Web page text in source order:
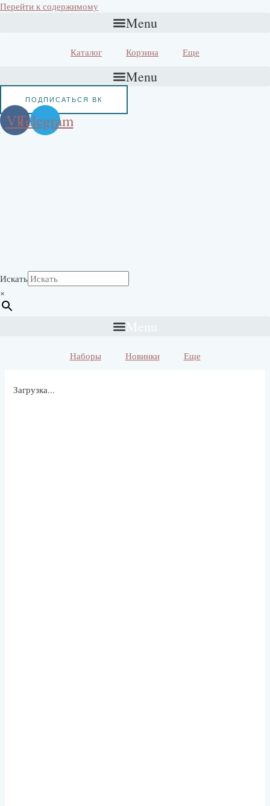
Перейти к содержимому
Menu
Каталог Корзина Еще
Menu
ПОДПИСАТЬСЯ ВК
VkTelegram
Искать
×
Menu
Наборы Новинки Еще
Загрузка...